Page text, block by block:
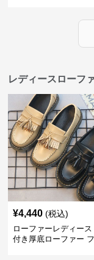
レディースローフ
¥4,440 (税込)
ローファーレディー
付き厚底ローファー